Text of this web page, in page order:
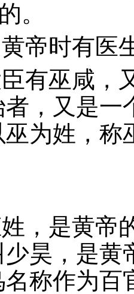
。
帝时有医
有巫咸，
，又是一
为姓，称
，是黄帝
昊，是黄
称作为